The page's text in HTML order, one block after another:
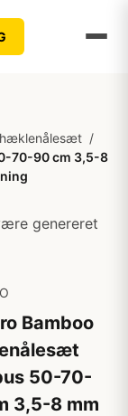
hæklenålesæt /
70-90 cm 3,5-8
genereret
Bamboo
50-70-
3,5-8 mm